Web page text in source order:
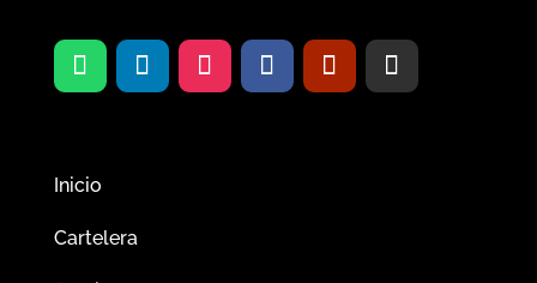
Inicio
Cartelera